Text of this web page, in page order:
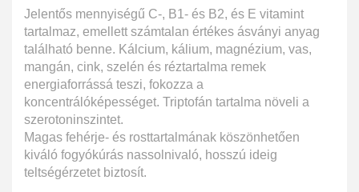
Jelentős mennyiségű C-, B1- és B2, és E vitamint
tartalmaz, emellett számtalan értékes ásványi anyag
található benne. Kálcium, kálium, magnézium, vas,
mangán, cink, szelén és réztartalma remek
energiaforrássá teszi, fokozza a
koncentrálóképességet. Triptofán tartalma növeli a
szerotoninszintet.
Magas fehérje- és rosttartalmának köszönhetően
kiváló fogyókúrás nassolnivaló, hosszú ideig
teltségérzetet biztosít.